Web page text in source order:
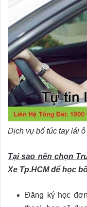
Dịch vụ bổ túc tay lái
Tại sao nên chọn
Xe Tp.HCM để học
Đăng ký học